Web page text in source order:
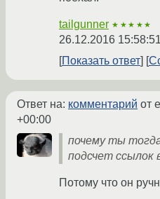
tailgunner ★★★★★
26.12.2016
Показать ответ
Ответ на: комментарий от
+00:00
почему ты
подсчет ссылок
Потому что он